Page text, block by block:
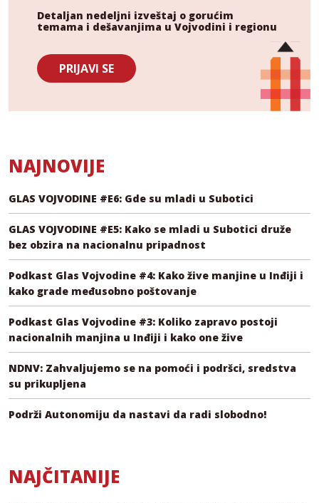
Detaljan nedeljni izveštaj o gorućim
temama i dešavanjima u Vojvodini i regionu
PRIJAVI SE
NAJNOVIJE
GLAS VOJVODINE #E6: Gde su mladi u Subotici
GLAS VOJVODINE #E5: Kako se mladi u Subotici druže
bez obzira na nacionalnu pripadnost
Podkast Glas Vojvodine #4: Kako žive manjine u Inđiji i
kako grade međusobno poštovanje
Podkast Glas Vojvodine #3: Koliko zapravo postoji
nacionalnih manjina u Inđiji i kako one žive
NDNV: Zahvaljujemo se na pomoći i podršci, sredstva
su prikupljena
Podrži Autonomiju da nastavi da radi slobodno!
NAJČITANIJE